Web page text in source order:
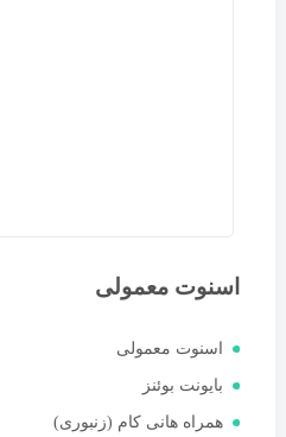
اسنوت معمولی
اسنوت معمولی
بایونت بوئنز
همراه هانی کام (زنبوری)